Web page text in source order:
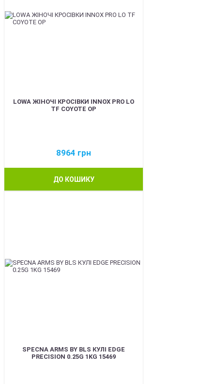
LOWA ЖІНОЧІ КРОСІВКИ INNOX PRO LO
TF COYOTE OP
8964 грн
ДО КОШИКУ
SPECNA ARMS BY BLS КУЛІ EDGE
PRECISION 0.25G 1KG 15469